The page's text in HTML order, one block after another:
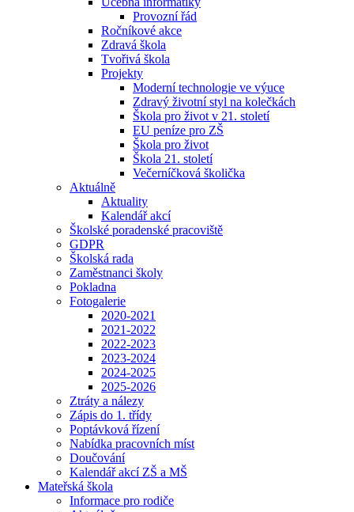
Provozní řád
Ročníkové akce
Zdravá škola
Tvořivá škola
Projekty
Moderní technologie ve výuce
Zdravý životní styl na kolečkách
Škola pro život v 21. století
EU peníze pro ZŠ
Škola pro život
Škola 21. století
Večerníčková školička
Aktuálně
Aktuality
Kalendář akcí
Školské poradenské pracoviště
GDPR
Školská rada
Zaměstnanci školy
Pokladna
Fotogalerie
2020-2021
2021-2022
2022-2023
2023-2024
2024-2025
2025-2026
Ztráty a nálezy
Zápis do 1. třídy
Poptávková řízení
Nabídka pracovních míst
Doučování
Kalendář akcí ZŠ a MŠ
Mateřská škola
Informace pro rodiče